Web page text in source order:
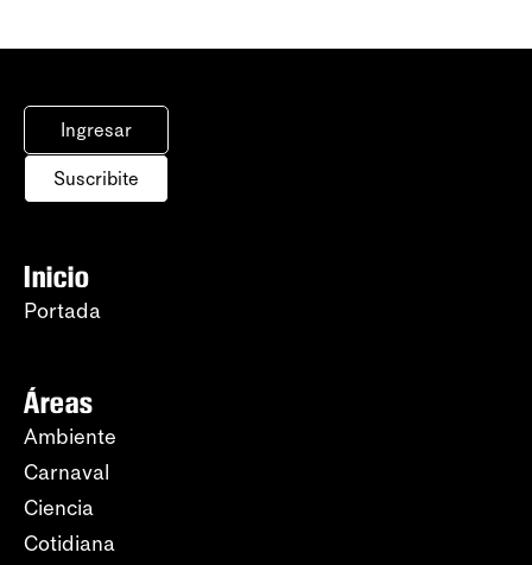
Ingresar
Suscribite
Inicio
Portada
Áreas
Ambiente
Carnaval
Ciencia
Cotidiana